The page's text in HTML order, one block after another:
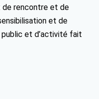
de rencontre et de
et de
et d’activité fait